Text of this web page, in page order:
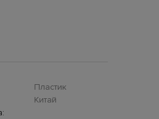
Пластик
Китай